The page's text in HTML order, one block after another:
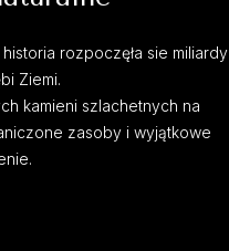
rozpoczęła sie miliardy
Ziemi.
kamieni szlachetnych na
zasoby i wyjątkowe